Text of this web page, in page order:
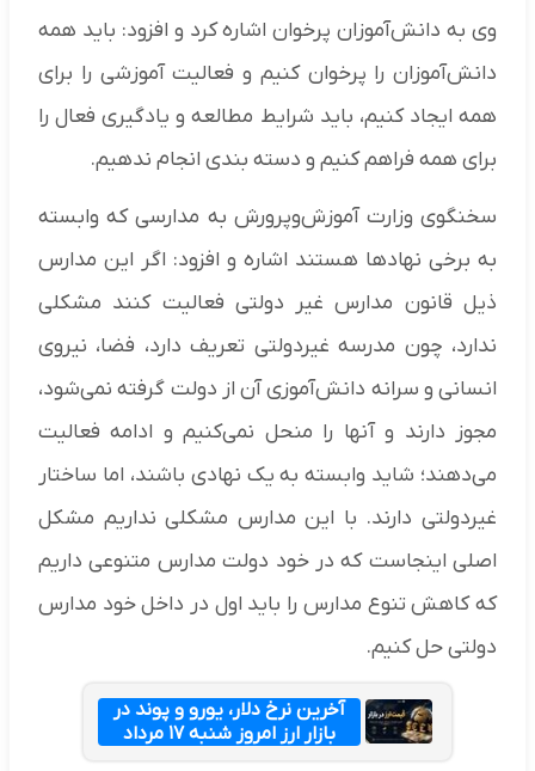
وی به دانش‌آموزان پرخوان اشاره کرد و افزود: باید همه
دانش‌آموزان را پرخوان کنیم و فعالیت آموزشی را برای
همه ایجاد کنیم، باید شرایط مطالعه و یادگیری فعال را
برای همه فراهم کنیم و دسته بندی انجام ندهیم.
سخنگوی وزارت آموزش‌و‌پرورش به مدارسی که وابسته
به برخی نهاد‌ها هستند اشاره و افزود: اگر این مدارس
ذیل قانون مدارس غیر دولتی فعالیت کنند مشکلی
ندارد، چون مدرسه غیردولتی تعریف دارد، فضا، نیروی
انسانی و سرانه دانش‌آموزی آن از دولت گرفته نمی‌شود،
مجوز دارند و آنها را منحل نمی‌کنیم و ادامه فعالیت
می‌دهند؛ شاید وابسته به یک نهادی باشند، اما ساختار
غیردولتی دارند. با این مدارس مشکلی نداریم مشکل
اصلی اینجاست که در خود دولت مدارس متنوعی داریم
که کاهش تنوع مدارس را باید اول در داخل خود مدارس
دولتی حل کنیم.
آخرین نرخ دلار، یورو و پوند در
بازار ارز امروز شنبه ۱۷ مرداد